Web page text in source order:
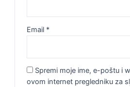
Email *
Spremi moje ime, e-poštu i
ovom internet pregledniku za